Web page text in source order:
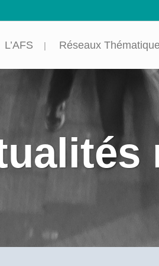
L’AFS Réseaux